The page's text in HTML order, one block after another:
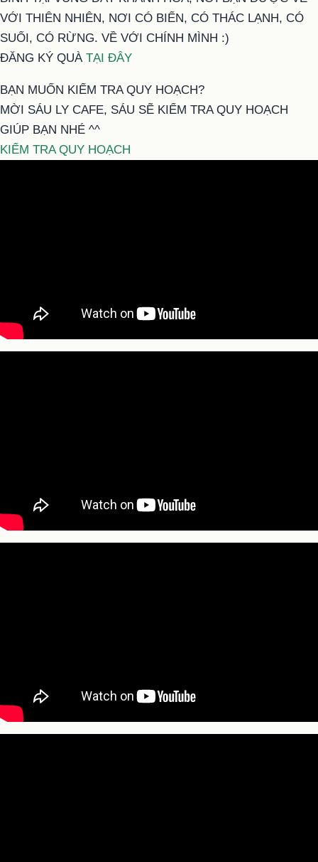
VỚI THIÊN NHIÊN, NƠI CÓ BIỂN, CÓ THÁC LẠNH, CÓ
SUỐI, CÓ RỪNG. VỀ VỚI CHÍNH MÌNH :)
ĐĂNG KÝ QUÀ TẠI ĐÂY
BẠN MUỐN KIỂM TRA QUY HOẠCH?
MỜI SÁU LY CAFE, SÁU SẼ KIỂM TRA QUY HOẠCH
GIÚP BẠN NHÉ ^^
KIỂM TRA QUY HOẠCH